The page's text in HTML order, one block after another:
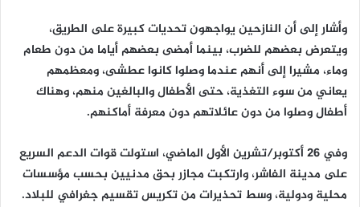
وأشار إلى أن النازحين يواجهون تحديات كبيرة على الطريق،
ويتعرض بعضهم للضرب، بينما أمضى بعضهم أياما من دون طعام
وماء، مشيرا إلى أنهم عندما وصلوا كانوا عطشى، ومعظمهم
يعاني من سوء التغذية، حتى الأطفال والبالغين منهم، وهناك
أطفال وصلوا من دون عائلاتهم دون معرفة أماكنهم.
وفي 26 أكتوبر/تشرين الأول الماضي، استولت قوات الدعم السريع
على مدينة الفاشر، وارتكبت مجازر بحق مدنيين بحسب مؤسسات
محلية ودولية، وسط تحذيرات من تكريس تقسيم جغرافي للبلاد.